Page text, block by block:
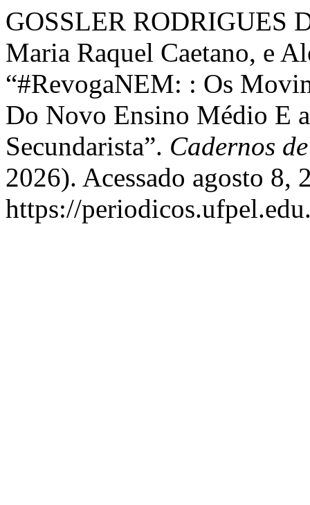
GOSSLER RODRIGUES
Maria Raquel Caetano, e
“#RevogaNEM: : Os
Do Novo Ensino Médio E
Secundarista”. Cadernos
2026). Acessado agosto 8,
https://